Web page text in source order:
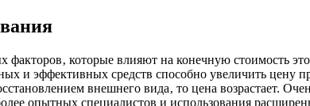
факторов‚ которые влияют на конечную стоимость
и эффективных средств способно увеличить
внешнего вида‚ то цена возрастает.
опытных специалистов и использования